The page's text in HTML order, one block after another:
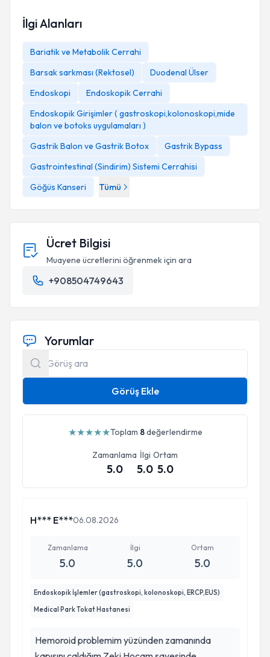
İlgi Alanları
Bariatik ve Metabolik Cerrahi
Barsak sarkması (Rektosel)
Duodenal Ülser
Endoskopi
Endoskopik Cerrahi
Endoskopik Girişimler ( gastroskopi,kolonoskopi,mide
balon ve botoks uygulamaları )
Gastrik Balon ve Gastrik Botox
Gastrik Bypass
Gastrointestinal (Sindirim) Sistemi Cerrahisi
Göğüs Kanseri
Tümü
Ücret Bilgisi
Muayene ücretlerini öğrenmek için ara
+908504749643
Yorumlar
Görüş Ekle
★★★★★Toplam 8değerlendirme
Zamanlama
5.0
İlgi
5.0
Ortam
5.0
H*** E***06.08.2026
Zamanlama
5.0
İlgi
5.0
Ortam
5.0
Endoskopik İşlemler (gastroskopi, kolonoskopi, ERCP,EUS)
Medical Park Tokat Hastanesi
Hemoroid problemim yüzünden zamanında